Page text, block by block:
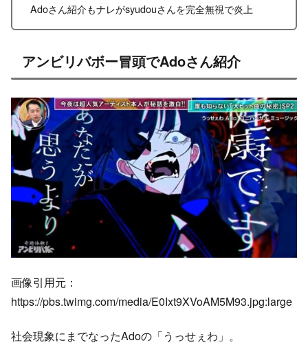
Adoさん紹介もナレがsyudouさんを完全無視で炎上
アンビリバボー冒頭でAdoさん紹介
画像引用元：
https://pbs.twimg.com/media/E0Ixt9XVoAM5M93.jpg:large
社会現象にまでなったAdoの「うっせぇわ」。